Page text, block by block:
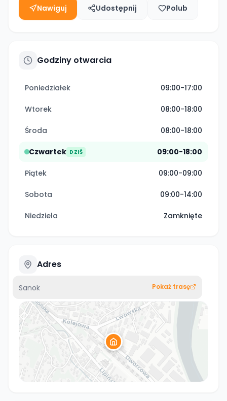
Nawiguj Udostępnij Polub
Godziny otwarcia
Poniedziałek 09:00-17:00
Wtorek 08:00-18:00
Środa 08:00-18:00
Czwartek DZIŚ 09:00-18:00
Piątek 09:00-09:00
Sobota 09:00-14:00
Niedziela Zamknięte
Adres
Sanok Pokaż trasę